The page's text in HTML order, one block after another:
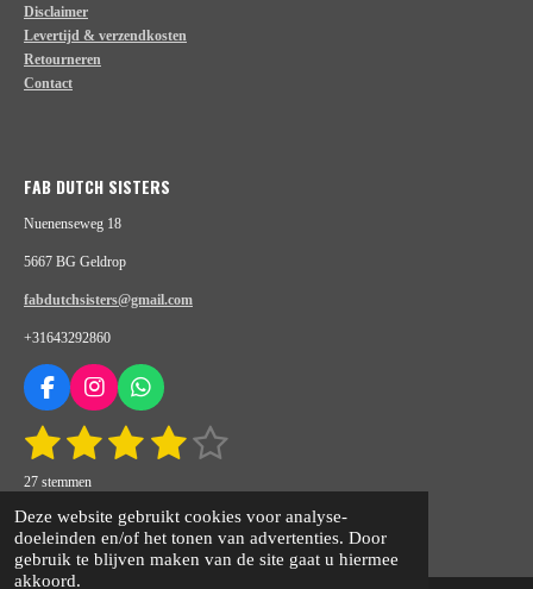
Deze website gebruikt cookies voor analyse-
doeleinden en/of het tonen van advertenties. Door
gebruik te blijven maken van de site gaat u hiermee
akkoord.
Disclaimer
Levertijd & verzendkosten
Retourneren
Contact
FAB DUTCH SISTERS
Nuenenseweg 18
5667 BG Geldrop
fabdutchsisters@gmail.com
+31643292860
F
c
e
b
o
k
I
s
t
r
a
m
W
a
p
p
R
t
i
g
:
1
s
t
e
2
s
t
e
3
s
t
e
4
s
t
e
5
s
t
e
e
n
27 stemmen
Powered by JouwWeb